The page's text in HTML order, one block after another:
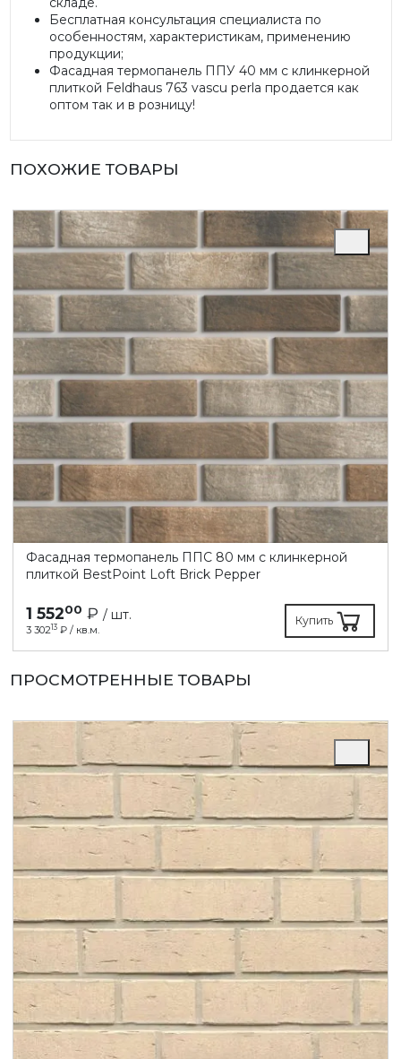
Бесплатная консультация специалиста по
особенностям, характеристикам, применению
продукции;
Фасадная термопанель ППУ 40 мм с клинкерной
плиткой Feldhaus 763 vascu perla продается как
оптом так и в розницу!
ПОХОЖИЕ ТОВАРЫ
Фасадная термопанель ППC 80 мм с клинкерной
плиткой BestPoint Loft Brick Pepper
1 55200 ₽ / шт.
3 30213 ₽ / кв.м.
Купить
ПРОСМОТРЕННЫЕ ТОВАРЫ